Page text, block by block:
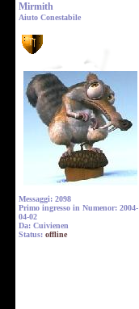
Mirmith
Aiuto Conestabile
Messaggi: 2098
Primo ingresso in Numenor: 2004-
04-02
Da: Cuivienen
Status: offline